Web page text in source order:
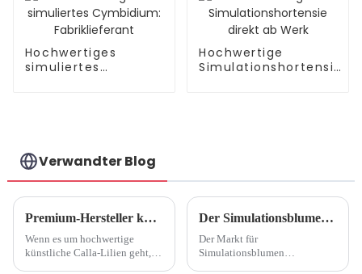
Hochwertiges
simuliertes
Hochwertige
Simulationshortensie
Verwandter Blog
Premium-Hersteller künstlicher Calla-Lilien
Wenn es um hochwertige
künstliche Calla-Lilien geht,
Der Simulationsblumenmarkt wächst weiter, Green-Living-Konzept soll die Entwicklung der Branche fördern
Der Markt für
Simulationsblumen